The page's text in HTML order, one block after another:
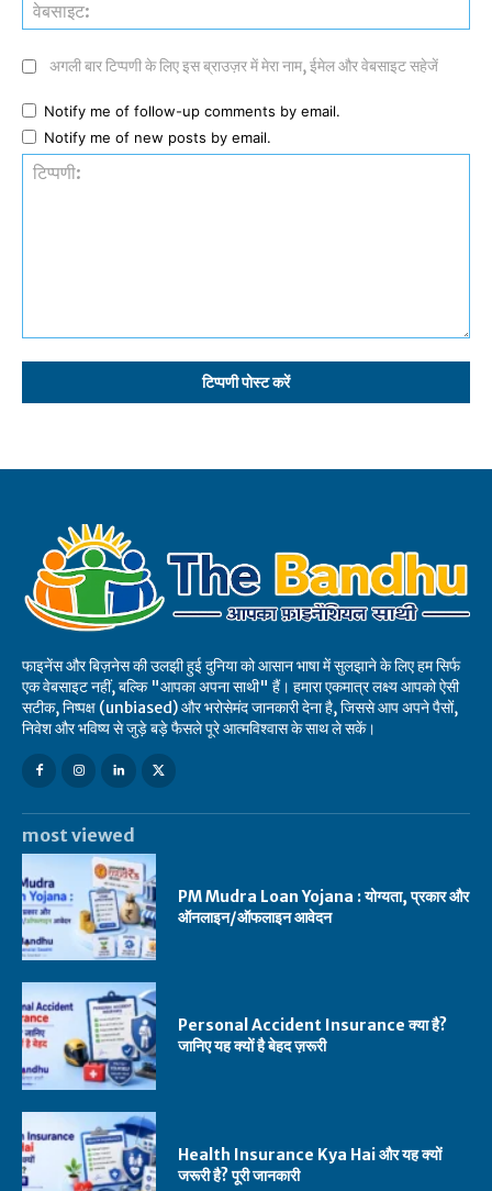
अगली बार टिप्पणी के लिए इस ब्राउज़र में मेरा नाम, ईमेल और वेबसाइट सहेजें
Notify me of follow-up comments by email.
Notify me of new posts by email.
फाइनेंस और बिज़नेस की उलझी हुई दुनिया को आसान भाषा में सुलझाने के लिए हम सिर्फ
एक वेबसाइट नहीं, बल्कि "आपका अपना साथी" हैं। हमारा एकमात्र लक्ष्य आपको ऐसी
सटीक, निष्पक्ष (unbiased) और भरोसेमंद जानकारी देना है, जिससे आप अपने पैसों,
निवेश और भविष्य से जुड़े बड़े फैसले पूरे आत्मविश्वास के साथ ले सकें।
most viewed
PM Mudra Loan Yojana : योग्यता, प्रकार और
ऑनलाइन/ऑफलाइन आवेदन
Personal Accident Insurance क्या है?
जानिए यह क्यों है बेहद ज़रूरी
Health Insurance Kya Hai और यह क्यों
जरूरी है? पूरी जानकारी